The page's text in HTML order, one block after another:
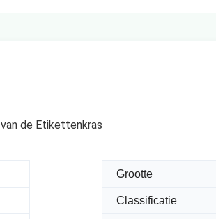
de Etikettenkras
Grootte
Classificatie